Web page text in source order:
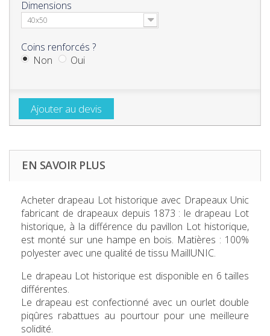
Dimensions
40x50
Coins renforcés ?
Non
Oui
Ajouter au devis
EN SAVOIR PLUS
Acheter drapeau Lothistorique avec Drapeaux Unic
fabricant de drapeaux depuis 1873 : le drapeau Lot
historique, à la différence du pavillon Lot historique,
est monté sur une hampe en bois. Matières : 100%
polyester avec une qualité de tissu MaillUNIC.
Le drapeau Lot historique est disponible en 6 tailles
différentes.
Le drapeau est confectionné avec un ourlet double
piqûres rabattues au pourtour pour une meilleure
solidité.